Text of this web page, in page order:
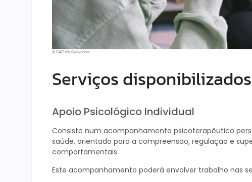
© GAP via Canva.com
Serviços disponibilizados
Apoio Psicológico Individual
Consiste num acompanhamento psicoterapêutico
saúde, orientado para a compreensão, regulação e
comportamentais.
Este acompanhamento poderá envolver trabalho nas